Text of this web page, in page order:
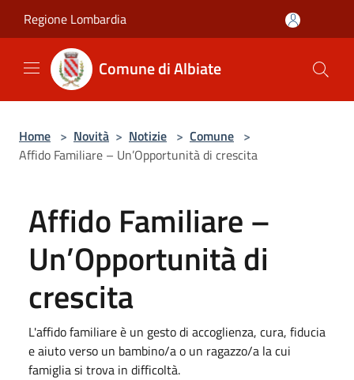
Regione Lombardia
Comune di Albiate
Home > Novità > Notizie > Comune >
Affido Familiare – Un’Opportunità di crescita
Affido Familiare –
Un’Opportunità di
crescita
L'affido familiare è un gesto di accoglienza, cura, fiducia
e aiuto verso un bambino/a o un ragazzo/a la cui
famiglia si trova in difficoltà.